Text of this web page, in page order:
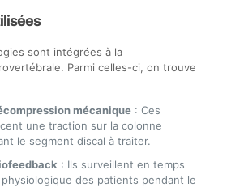
sont intégrées à la
Parmi celles-ci, on trouve
mécanique: Ces
une traction sur la colonne
le segment discal à traiter.
: Ils surveillent en temps
des patients pendant le